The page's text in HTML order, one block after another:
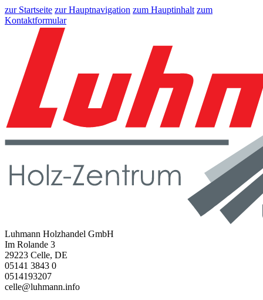
zur Startseite zur Hauptnavigation zum Hauptinhalt zum
Kontaktformular
Luhmann Holzhandel GmbH
Im Rolande 3
29223 Celle, DE
05141 3843 0
0514193207
celle@luhmann.info